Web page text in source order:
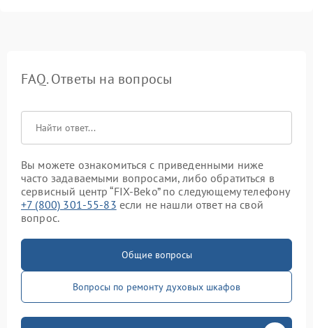
FAQ. Ответы на вопросы
Вы можете ознакомиться с приведенными ниже
часто задаваемыми вопросами, либо обратиться в
сервисный центр “FIX-Beko” по следующему телефону
+7 (800) 301-55-83 если не нашли ответ на свой
вопрос.
Общие вопросы
Вопросы по ремонту духовых шкафов